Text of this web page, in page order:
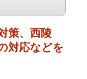
策、西陵
対応などを